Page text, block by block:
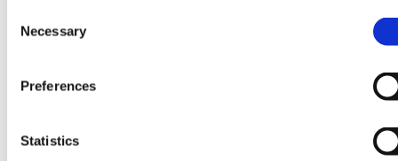
Selection
Necessary
Preferences
Statistics
Składniki: woda, cukier, syrop glukozowy, sok z limonki
zagęszczonego soku z liczi, tłuszcz kokosowy, kwas (E
330), stabilizatory (E 412, E 410), barwniki (E 100, E 162, E
w proszku odtłuszczone, LAKTOZA (z MLEKA), MLEKO w